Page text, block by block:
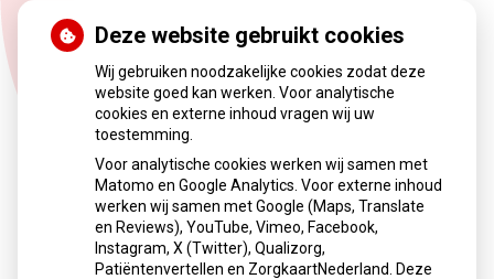
Melatonine bij stressgerelateerde
slaapstoornissen
Stressgerelateerde slaapstoornissen ontstaan door
aanhoudende spanning en piekeren, waardoor inslapen en
doorslapen lastig wordt. Melatonine kan helpen het
slaapritme te ondersteunen, maar werkt het best in lage
dosering en tijdelijk. Voor blijvend effect is een
gecombineerde aanpak nodig met stressreductie, goede
slaaphygiëne en eventueel professionele begeleiding.
Deze website gebruikt cookies
Wij gebruiken noodzakelijke cookies zodat deze
website goed kan werken. Voor analytische
cookies en externe inhoud vragen wij uw
toestemming.
Voor analytische cookies werken wij samen met
Matomo en Google Analytics. Voor externe inhoud
werken wij samen met Google (Maps, Translate
en Reviews), YouTube, Vimeo, Facebook,
Instagram, X (Twitter), Qualizorg,
Patiëntenvertellen en ZorgkaartNederland. Deze